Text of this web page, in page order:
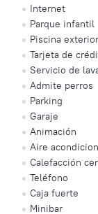
Internet
Parque infantil
Piscina exterior
Tarjeta de
Servicio de
Admite perros
Parking
Garaje
Animación
Aire
Calefacción
Teléfono
Caja fuerte
Minibar